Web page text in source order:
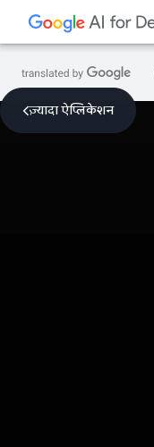
ज़्यादा ऐप्लिकेशन